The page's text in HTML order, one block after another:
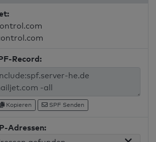
Record:
Kopieren SPF Senden
Adressen: